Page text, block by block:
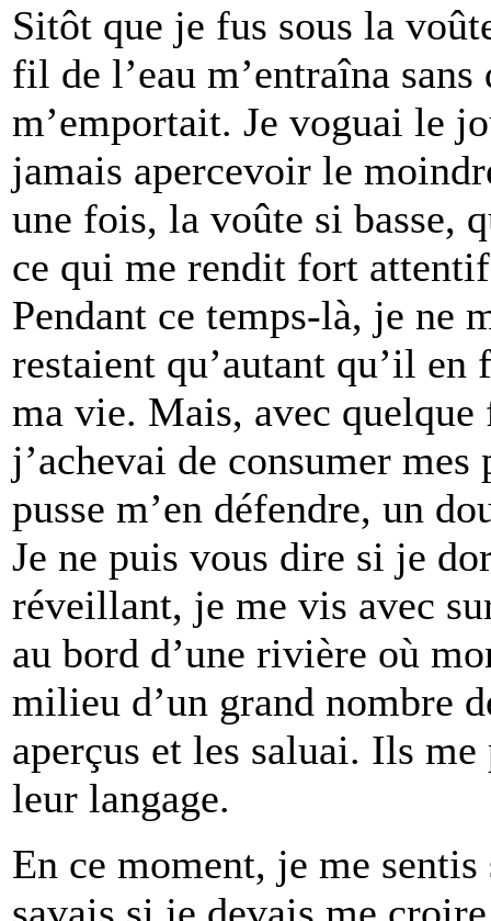
Sitôt que je fus sous la
fil de l’eau m’entraîna
m’emportait. Je voguai le
jamais apercevoir le
une fois, la voûte si basse,
ce qui me rendit fort
Pendant ce temps-là, je ne
restaient qu’autant qu’il
ma vie. Mais, avec
j’achevai de consumer
pusse m’en défendre, un
Je ne puis vous dire si je
réveillant, je me vis avec
au bord d’une rivière où
milieu d’un grand nombre
aperçus et les saluai. Ils
leur langage.
En ce moment, je me